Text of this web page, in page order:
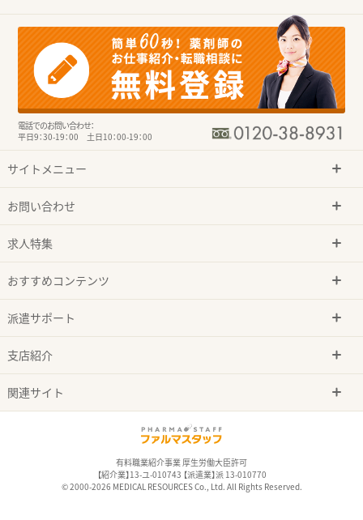
電話でのお問い合わせ：
平日9：30-19：00 土日10：00-19：00
サイトメニュー
お問い合わせ
求人特集
おすすめコンテンツ
派遣サポート
支店紹介
関連サイト
有料職業紹介事業 厚生労働大臣許可
【紹介業】13-ユ-010743 【派遣業】派 13-010770
© 2000-2026 MEDICAL RESOURCES Co., Ltd. All Rights Reserved.